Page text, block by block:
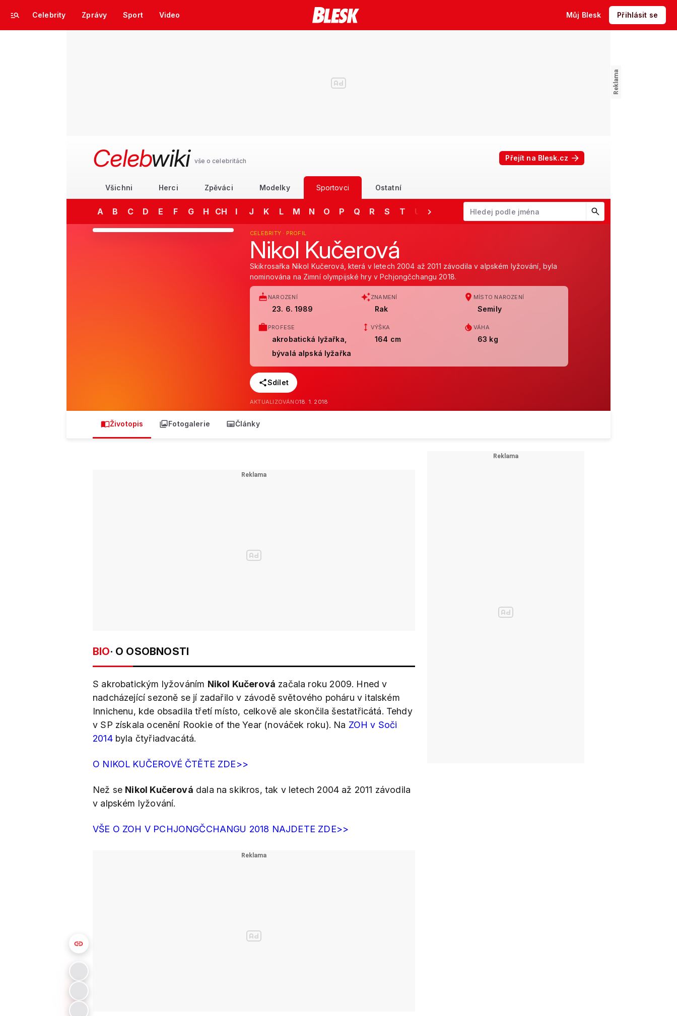
Celebrity Zprávy Sport Video Můj Blesk Přihlásit se
Celebwiki vše o celebritách Přejít na Blesk.cz
Všichni Herci Zpěváci Modelky Sportovci Ostatní
A B C D E F G H CH I J K L M N O P Q R S T U V Y Z
Začněte psát jméno. Šipkami dolů a nahoru procházejte návrhy,
CELEBRITY · PROFIL
Nikol Kučerová
Skikrosařka Nikol Kučerová, která v letech 2004 až 2011 závodila v alpském lyžování, byla
nominována na Zimní olympijské hry v Pchjongčchangu 2018.
NAROZENÍ
23. 6. 1989
ZNAMENÍ
Rak
MÍSTO NAROZENÍ
Semily
PROFESE
akrobatická lyžařka,
bývalá alpská lyžařka
VÝŠKA
164 cm
VÁHA
63 kg
Sdílet
AKTUALIZOVÁNO18. 1. 2018
Životopis Fotogalerie Články
BIO· O OSOBNOSTI
S akrobatickým lyžováním Nikol Kučerová začala roku 2009. Hned v
nadcházející sezoně se jí zadařilo v závodě světového poháru v italském
Innichenu, kde obsadila třetí místo, celkově ale skončila šestatřicátá. Tehdy
v SP získala ocenění Rookie of the Year (nováček roku). Na ZOH v Soči
2014byla čtyřiadvacátá.
O NIKOL KUČEROVÉ ČTĚTE ZDE>>
Než se Nikol Kučerová dala na skikros, tak v letech 2004 až 2011 závodila
v alpském lyžování.
VŠE O ZOH V PCHJONGČCHANGU 2018 NAJDETE ZDE>>